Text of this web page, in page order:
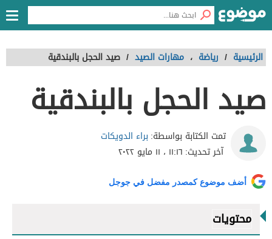
الرئيسية / رياضة ، مهارات الصيد / صيد الحجل بالبندقية
صيد الحجل بالبندقية
تمت الكتابة بواسطة: براء الدويكات
آخر تحديث: ١١:١٦ ، ١١ مايو ٢٠٢٢
أضف موضوع كمصدر مفضل في جوجل
محتويات